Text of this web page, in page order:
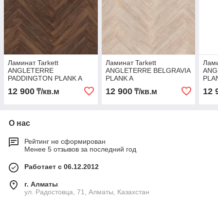
Ламинат Tarkett
ANGLETERRE
PADDINGTON PLANK A
12 900 ₸/кв.м
Ламинат Tarkett
ANGLETERRE BELGRAVIA
PLANK A
12 900₸/кв.м 12
О нас
Рейтинг не сформирован
Менее 5 отзывов за последний год
Работает с 06.12.2012
г. Алматы
ул. Радостовца, 71, Алматы, Казахстан